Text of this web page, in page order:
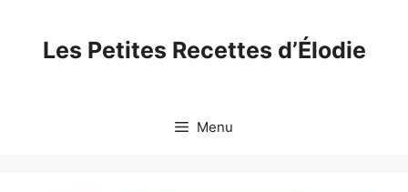
contentLes Petites Recettes d’Élodie
Menu